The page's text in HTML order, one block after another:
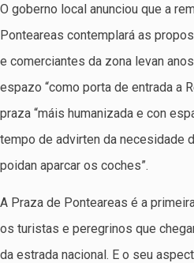
O goberno local anunciou que a
Ponteareas contemplará as
e comerciantes da zona levan
espazo “como porta de entrada a
praza “máis humanizada e con
tempo de advirten da necesidade
poidan aparcar os coches”.
A Praza de Ponteareas é a
os turistas e peregrinos que
da estrada nacional. E o seu